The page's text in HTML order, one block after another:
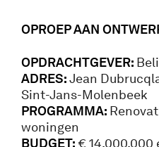
OPROEP AAN
OPDRACHTGEVER:
ADRES:Jean
Sint-Jans-Molenbeek
PROGRAMMA:
woningen
BUDGET:€ 14.000.000